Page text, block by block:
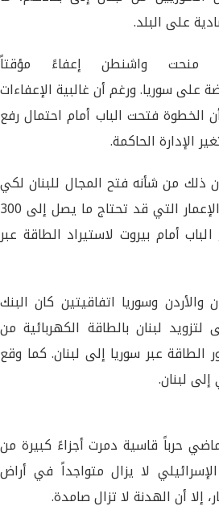
على البلد.
منحت واشنطن إعفاءً مؤقتاً
على سوريا. ورغم أن غالبية الإعفاءات
الخطوة فتحت الباب أمام احتمال رفع
الإدارة الحاكمة.
ذلك من شأنه فتح المجال للبنان لكي
يساهم في عملية إعادة الإعمار التي قد تحتاج ما يصل إلى 300
أمام بيروت لاستيراد الطاقة عبر
وقع لبنان والأردن وسوريا اتفاقيتين كان البنك
لتزويد لبنان بالطاقة الكهربائية من
الطاقة عبر سوريا إلى لبنان. كما وقع
إلى لبنان.
حرباً قاسية دمرت أجزاءً كبيرة من
لا يزال متواجداً في أراض
إلا أن الهدنة لا تزال صامدة.